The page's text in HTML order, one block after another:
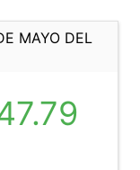
MAYO DEL